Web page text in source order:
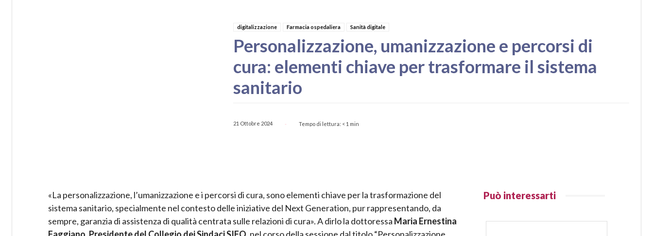
digitalizzazione Farmacia ospedaliera Sanità digitale
Personalizzazione, umanizzazione e percorsi di
cura: elementi chiave per trasformare il sistema
sanitario
21 Ottobre 2024 - Tempo di lettura: < 1 min
«La personalizzazione, l’umanizzazione e i percorsi di cura, sono elementi chiave per la trasformazione del
sistema sanitario, specialmente nel contesto delle iniziative del Next Generation, pur rappresentando, da
sempre, garanzia di assistenza di qualità centrata sulle relazioni di cura». A dirlo la dottoressa Maria Ernestina
Può interessarti